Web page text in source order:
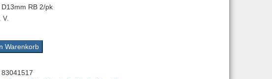
RB 2/pk
V.
7ml D13mm RB 2/pk | Art.-Nr.: 83041517 Menge
Warenkorb
83041517